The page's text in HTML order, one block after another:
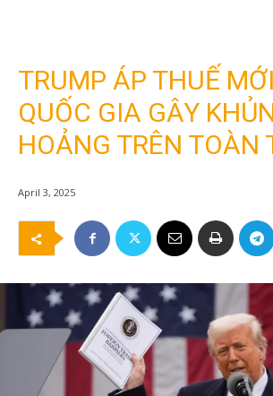
TRUMP ÁP THUẾ
QUỐC GIA GÂY
HOẢNG TRÊN TOÀN
April 3, 2025